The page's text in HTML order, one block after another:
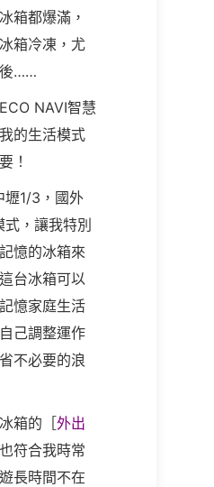
箱都爆滿，
箱冷凍，尤
後……
NAVI智慧
的生活模式
！
壢1/3，國外
，讓我特別
憶的冰箱來
台冰箱可以
憶家庭生活
己調整運作
不必要的浪
箱的［ 外出
符合我時常
長時間不在